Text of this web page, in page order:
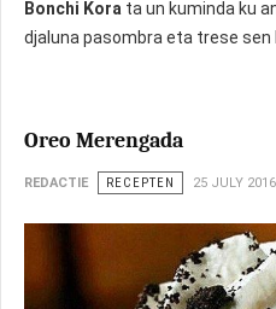
Bonchi Kora ta un kuminda ku
djaluna pasombra eta trese sen
Oreo Merengada
REDACTIE RECEPTEN 25 JULY 2016